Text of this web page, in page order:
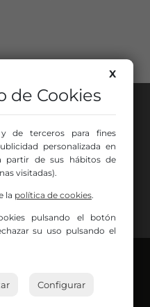
en la88.0
de tu dial. La
con Más Música,
tráfico y la
Agurtzane
X
de Cookies
de terceros para fines
personalizada en
partir de sus hábitos de
visitadas).
la política de cookies.
pulsando el botón
su uso pulsando el
Configurar